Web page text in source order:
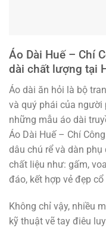
Áo Dài Huế – Chí
dài chất lượng tại
Áo dài ăn hỏi là bộ
và quý phái của
những mẫu áo dài
Áo Dài Huế – Chí
dâu chú rể và dàn
chất liệu như: gấm,
đáo, kết hợp vẻ đẹp
Không chỉ vậy, nhiều
kỹ thuật vẽ tay điêu